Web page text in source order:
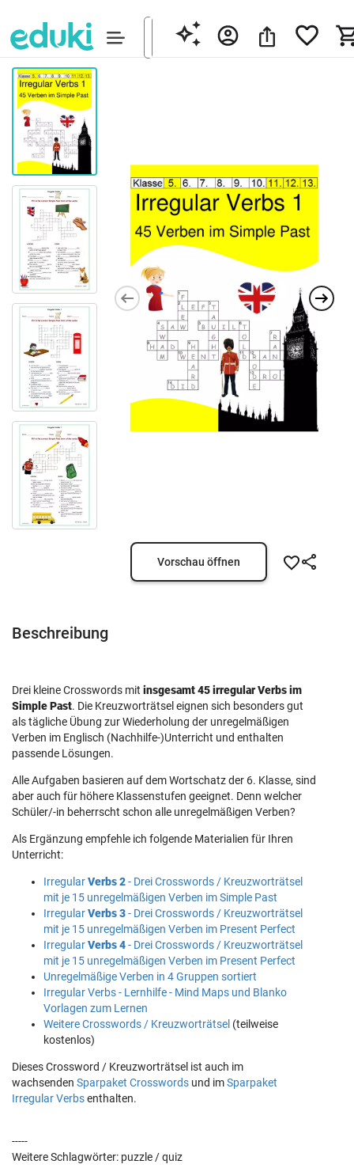
Vorschau öffnen
Beschreibung
Drei kleine Crosswords mit insgesamt 45irregular Verbs im
Simple Past. Die Kreuzworträtsel eignen sich besonders gut
als tägliche Übung zur Wiederholung der unregelmäßigen
Verben im Englisch (Nachhilfe-)Unterricht und enthalten
passende Lösungen.
Alle Aufgaben basieren auf dem Wortschatz der 6. Klasse, sind
aber auch für höhere Klassenstufen geeignet. Denn welcher
Schüler/-in beherrscht schon alle unregelmäßigen Verben?
Als Ergänzung empfehle ich folgende Materialien für Ihren
Unterricht:
IrregularVerbs 2- Drei Crosswords / Kreuzworträtsel
mit je 15 unregelmäßigen Verben im Simple Past
IrregularVerbs 3- Drei Crosswords / Kreuzworträtsel
mit je 15 unregelmäßigen Verben im Present Perfect
IrregularVerbs 4- Drei Crosswords / Kreuzworträtsel
mit je 15 unregelmäßigen Verben im Present Perfect
Unregelmäßige Verben in 4 Gruppen sortiert
Irregular Verbs - Lernhilfe - Mind Maps und Blanko
Vorlagen zum Lernen
Weitere Crosswords / Kreuzworträtsel (teilweise
kostenlos)
Dieses Crossword / Kreuzworträtsel ist auch im
wachsenden Sparpaket Crosswords und imSparpaket
Irregular Verbsenthalten.
-----
Weitere Schlagwörter: puzzle / quiz